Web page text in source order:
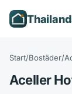
Start/Bostäder/
Aceller